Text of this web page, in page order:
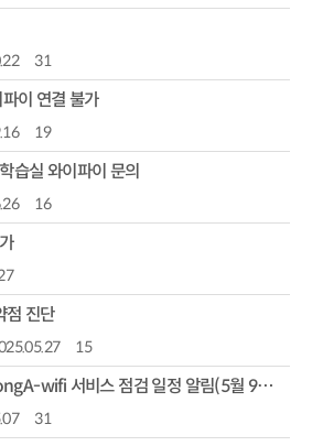
31
이 연결 불가
19
습실 와이파이 문의
16
점 진단
15
[정보전산과] DongA-wifi 서비스 점검 일정 알림(5월 9일 00:00~2:00 사이 20분 ...
31